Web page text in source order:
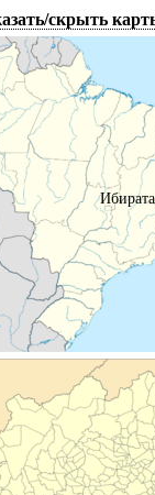
скрыть